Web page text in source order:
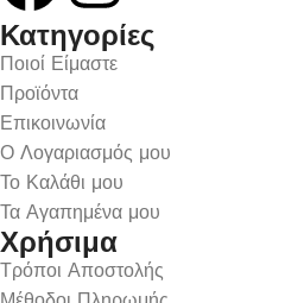
Κατηγορίες
Ποιοί Είμαστε
Προϊόντα
Επικοινωνία
Ο Λογαριασμός μου
Το Καλάθι μου
Τα Αγαπημένα μου
Χρήσιμα
Τρόποι Αποστολής